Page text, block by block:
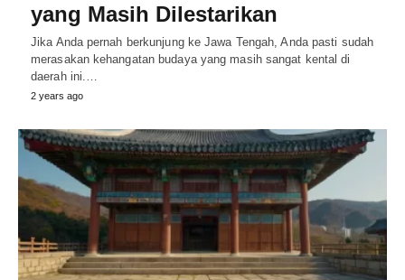
yang Masih Dilestarikan
Jika Anda pernah berkunjung ke Jawa Tengah, Anda pasti sudah
merasakan kehangatan budaya yang masih sangat kental di
daerah ini.…
2 years ago